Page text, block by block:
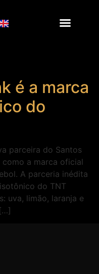
é a marca
do
parceira do Santos
como a marca oficial
A parceria inédita
do TNT
uva, limão, laranja e